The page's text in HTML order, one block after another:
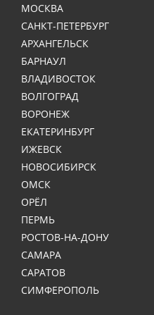
МОСКВА
САНКТ-ПЕТЕРБУРГ
АРХАНГЕЛЬСК
БАРНАУЛ
ВЛАДИВОСТОК
ВОЛГОГРАД
ВОРОНЕЖ
ЕКАТЕРИНБУРГ
ИЖЕВСК
НОВОСИБИРСК
ОМСК
ОРЁЛ
ПЕРМЬ
РОСТОВ-НА-ДОНУ
САМАРА
САРАТОВ
СИМФЕРОПОЛЬ